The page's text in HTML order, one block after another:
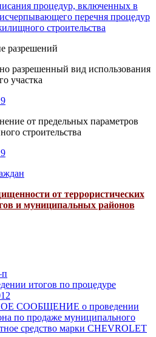
процедур, включенных в
перечня процедур
строительства
разрешений
разрешенный вид использования
участка
от предельных параметров
строительства
от террористических
и муниципальных районов
итогов по процедуре
СООБЩЕНИЕ о проведении
по продаже муниципального
средство марки CHEVROLET